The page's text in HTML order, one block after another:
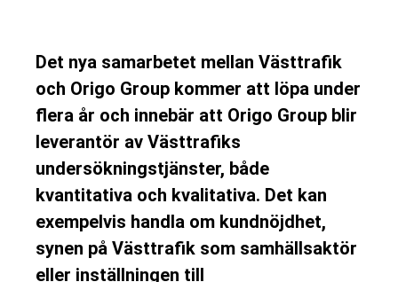
Det nya samarbetet mellan Västtrafik
och Origo Group kommer att löpa under
flera år och innebär att Origo Group blir
leverantör av Västtrafiks
undersökningstjänster, både
kvantitativa och kvalitativa. Det kan
exempelvis handla om kundnöjdhet,
synen på Västtrafik som samhällsaktör
eller inställningen till